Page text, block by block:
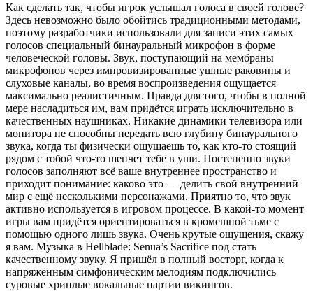
Как сделать так, чтобы игрок услышал голоса в своей голове?
Здесь невозможно было обойтись традиционными методами,
поэтому разработчики использовали для записи этих самых
голосов специальный бинауральный микрофон в форме
человеческой головы. Звук, поступающий на мембраны
микрофонов через импровизированные ушные раковины и
слуховые каналы, во время воспроизведения ощущается
максимально реалистичным. Правда для того, чтобы в полной
мере насладиться им, вам придётся играть исключительно в
качественных наушниках. Никакие динамики телевизора или
монитора не способны передать всю глубину бинаурального
звука, когда ты физически ощущаешь то, как кто-то стоящий
рядом с тобой что-то шепчет тебе в уши. Постепенно звуки
голосов заполняют всё ваше внутреннее пространство и
приходит понимание: каково это — делить свой внутренний
мир с ещё несколькими персонажами. Приятно то, что звук
активно используется в игровом процессе. В какой-то момент
игры вам придётся ориентироваться в кромешной тьме с
помощью одного лишь звука. Очень крутые ощущения, скажу
я вам. Музыка в Hellblade: Senua’s Sacrifice под стать
качественному звуку. Я пришёл в полный восторг, когда к
напряжённым симфоническим мелодиям подключились
суровые хриплые вокальные партии викингов.